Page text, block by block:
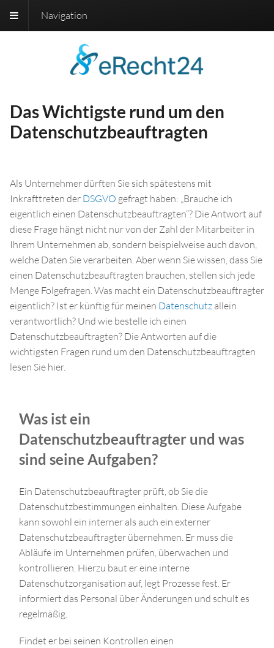
Navigation
Das Wichtigste rund um den
Datenschutzbeauftragten
Als Unternehmer dürften Sie sich spätestens mit
Inkrafttreten der DSGVO gefragt haben: „Brauche ich
eigentlich einen Datenschutzbeauftragten“? Die Antwort auf
diese Frage hängt nicht nur von der Zahl der Mitarbeiter in
Ihrem Unternehmen ab, sondern beispielweise auch davon,
welche Daten Sie verarbeiten. Aber wenn Sie wissen, dass Sie
einen Datenschutzbeauftragten brauchen, stellen sich jede
Menge Folgefragen. Was macht ein Datenschutzbeauftragter
eigentlich? Ist er künftig für meinen Datenschutz allein
verantwortlich? Und wie bestelle ich einen
Datenschutzbeauftragten? Die Antworten auf die
wichtigsten Fragen rund um den Datenschutzbeauftragten
lesen Sie hier.
Was ist ein
Datenschutzbeauftragter und was
sind seine Aufgaben?
Ein Datenschutzbeauftragter prüft, ob Sie die
Datenschutzbestimmungen einhalten. Diese Aufgabe
kann sowohl ein interner als auch ein externer
Datenschutzbeauftragter übernehmen. Er muss die
Abläufe im Unternehmen prüfen, überwachen und
kontrollieren. Hierzu baut er eine interne
Datenschutzorganisation auf, legt Prozesse fest. Er
informiert das Personal über Änderungen und schult es
regelmäßig.
Findet er bei seinen Kontrollen einen